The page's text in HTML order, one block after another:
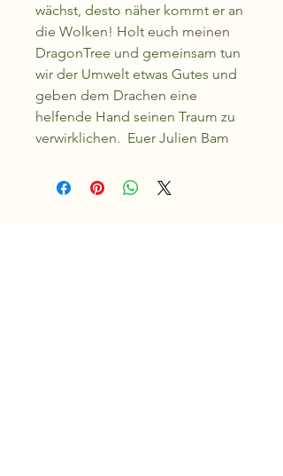
wächst, desto näher kommt er an
die Wolken! Holt euch meinen
DragonTree und gemeinsam tun
wir der Umwelt etwas Gutes und
geben dem Drachen eine
helfende Hand seinen Traum zu
verwirklichen. Euer Julien Bam